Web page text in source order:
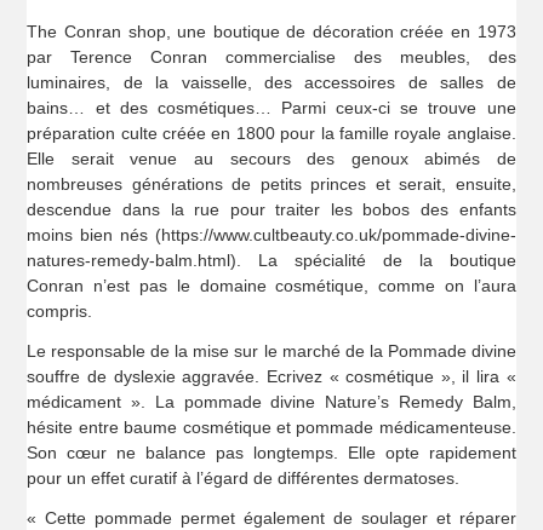
The Conran shop, une boutique de décoration créée en 1973
par Terence Conran commercialise des meubles, des
luminaires, de la vaisselle, des accessoires de salles de
bains… et des cosmétiques… Parmi ceux-ci se trouve une
préparation culte créée en 1800 pour la famille royale anglaise.
Elle serait venue au secours des genoux abimés de
nombreuses générations de petits princes et serait, ensuite,
descendue dans la rue pour traiter les bobos des enfants
moins bien nés (https://www.cultbeauty.co.uk/pommade-divine-
natures-remedy-balm.html). La spécialité de la boutique
Conran n’est pas le domaine cosmétique, comme on l’aura
compris.
Le responsable de la mise sur le marché de la Pommade divine
souffre de dyslexie aggravée. Ecrivez « cosmétique », il lira «
médicament ». La pommade divine Nature’s Remedy Balm,
hésite entre baume cosmétique et pommade médicamenteuse.
Son cœur ne balance pas longtemps. Elle opte rapidement
pour un effet curatif à l’égard de différentes dermatoses.
« Cette pommade permet également de soulager et réparer